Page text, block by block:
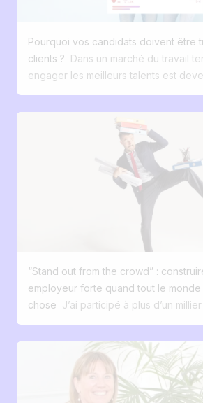
Pourquoi vos candidats doivent être
clients ? Dans un marché du travail
engager les meilleurs talents est
comme une fonction administrative,
différenciante. Et si on changeait
si vos futurs candidats étaient
plus précieux. Ceux qui déterminent
votre culture, et votre capacité à
recrutement n’est plus un simple
aujourd’hui devenu une expérience
candidats refusent une offre à cause
candidat La majorité des candidats
expérience fluide, transparente et
comparent votre parcours
qu’ils vivent avec les marques, qu’il
un produit ou de s’abonner à un
ces profils, il ne suffit plus de poster
d’attendre. Il faut raconter une
expérience et convertir l’intérêt en
“Stand out from the crowd” :
employeur forte quand tout le monde
chose J’ai participé à plus d’un
“On veut sortir du lot.” “On veut qu’on
Mais quand je creuse et que je pose
question : C’est quoi votre